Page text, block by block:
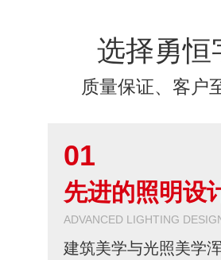
选择勇恒
质量保证、客户
01
先进的照明设
ADVANCED LIGHTING
建筑美学与光照美学